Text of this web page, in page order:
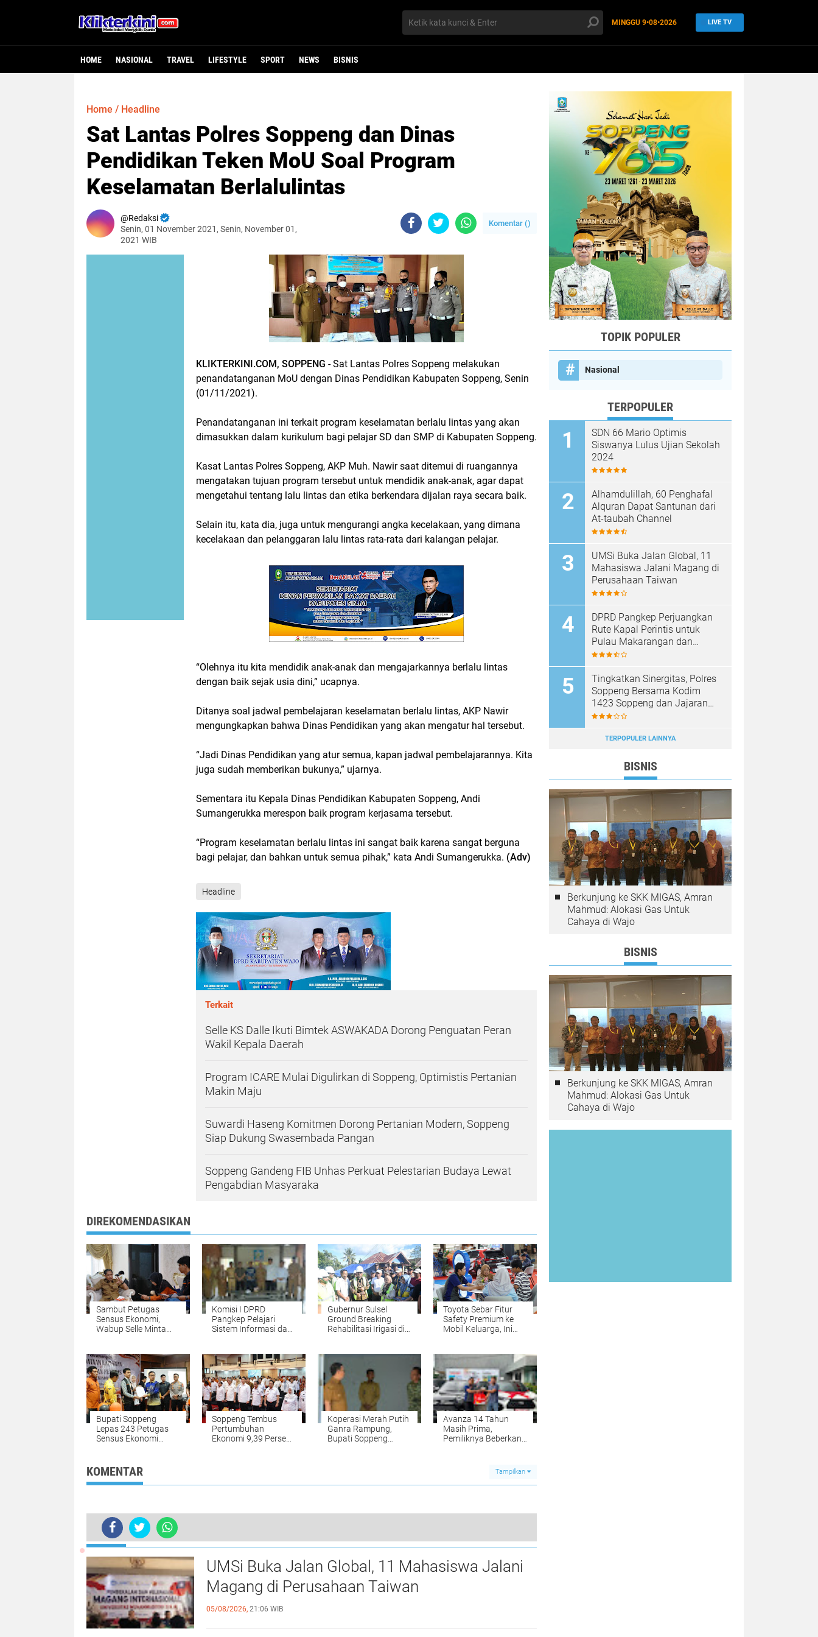
MINGGU 9•08•2026 LIVE TV
HOME NASIONAL TRAVEL LIFESTYLE SPORT NEWS BISNIS
Home / Headline
Sat Lantas Polres Soppeng dan Dinas
Pendidikan Teken MoU Soal Program
Keselamatan Berlalulintas
Redaksi
Senin, 01 November 2021, Senin, November 01,
2021 WIB
Komentar ()
KLIKTERKINI.COM, SOPPENG - Sat Lantas Polres Soppeng melakukan
penandatanganan MoU dengan Dinas Pendidikan Kabupaten Soppeng, Senin
(01/11/2021).
Penandatanganan ini terkait program keselamatan berlalu lintas yang akan
dimasukkan dalam kurikulum bagi pelajar SD dan SMP di Kabupaten Soppeng.
Kasat Lantas Polres Soppeng, AKP Muh. Nawir saat ditemui di ruangannya
mengatakan tujuan program tersebut untuk mendidik anak-anak, agar dapat
mengetahui tentang lalu lintas dan etika berkendara dijalan raya secara baik.
Selain itu, kata dia, juga untuk mengurangi angka kecelakaan, yang dimana
kecelakaan dan pelanggaran lalu lintas rata-rata dari kalangan pelajar.
“Olehnya itu kita mendidik anak-anak dan mengajarkannya berlalu lintas
dengan baik sejak usia dini,” ucapnya.
Ditanya soal jadwal pembelajaran keselamatan berlalu lintas, AKP Nawir
mengungkapkan bahwa Dinas Pendidikan yang akan mengatur hal tersebut.
“Jadi Dinas Pendidikan yang atur semua, kapan jadwal pembelajarannya. Kita
juga sudah memberikan bukunya,” ujarnya.
Sementara itu Kepala Dinas Pendidikan Kabupaten Soppeng, Andi
Sumangerukka merespon baik program kerjasama tersebut.
“Program keselamatan berlalu lintas ini sangat baik karena sangat berguna
bagi pelajar, dan bahkan untuk semua pihak,” kata Andi Sumangerukka. (Adv)
Headline
Terkait
Selle KS Dalle Ikuti Bimtek ASWAKADA Dorong Penguatan Peran
Wakil Kepala Daerah
Program ICARE Mulai Digulirkan di Soppeng, Optimistis Pertanian
Makin Maju
Suwardi Haseng Komitmen Dorong Pertanian Modern, Soppeng
Siap Dukung Swasembada Pangan
Soppeng Gandeng FIB Unhas Perkuat Pelestarian Budaya Lewat
Pengabdian Masyaraka
DIREKOMENDASIKAN
Sambut Petugas
Sensus Ekonomi,
Wabup Selle Minta
Komisi I DPRD
Pangkep Pelajari
Sistem Informasi dan
Gubernur Sulsel
Ground Breaking
Rehabilitasi Irigasi di
Toyota Sebar Fitur
Safety Premium ke
Mobil Keluarga, Ini
Bupati Soppeng
Lepas 243 Petugas
Sensus Ekonomi
Soppeng Tembus
Pertumbuhan
Ekonomi 9,39 Persen
Koperasi Merah Putih
Ganra Rampung,
Bupati Soppeng
Avanza 14 Tahun
Masih Prima,
Pemiliknya Beberkan
KOMENTAR Tampilkan
Sat Lantas Polres Soppeng dan Dinas Pendidikan Teken MoU Soal Program Keselamatan Berlalulintas
TERKINI
UMSi Buka Jalan Global, 11 Mahasiswa Jalani
Magang di Perusahaan Taiwan
05/08/2026, 21:06 WIB
TOPIK POPULER
Nasional
TERPOPULER
SDN 66 Mario Optimis
Siswanya Lulus Ujian Sekolah
2024
Alhamdulillah, 60 Penghafal
Alquran Dapat Santunan dari
At-taubah Channel
UMSi Buka Jalan Global, 11
Mahasiswa Jalani Magang di
Perusahaan Taiwan
DPRD Pangkep Perjuangkan
Rute Kapal Perintis untuk
Pulau Makarangan dan
Langkoteang
Tingkatkan Sinergitas, Polres
Soppeng Bersama Kodim
1423 Soppeng dan Jajaran
FKPD Gelar Olahraga
TERPOPULER LAINNYA
BISNIS
Berkunjung ke SKK MIGAS, Amran
Mahmud: Alokasi Gas Untuk
Cahaya di Wajo
BISNIS
Berkunjung ke SKK MIGAS, Amran
Mahmud: Alokasi Gas Untuk
Cahaya di Wajo